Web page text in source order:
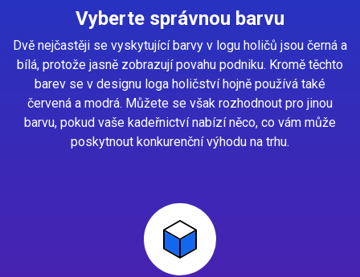
Vyberte správnou barvu
Dvě nejčastěji se vyskytující barvy v logu holičů jsou černá a
bílá, protože jasně zobrazují povahu podniku. Kromě těchto
barev se v designu loga holičství hojně používá také
červená a modrá. Můžete se však rozhodnout pro jinou
barvu, pokud vaše kadeřnictví nabízí něco, co vám může
poskytnout konkurenční výhodu na trhu.